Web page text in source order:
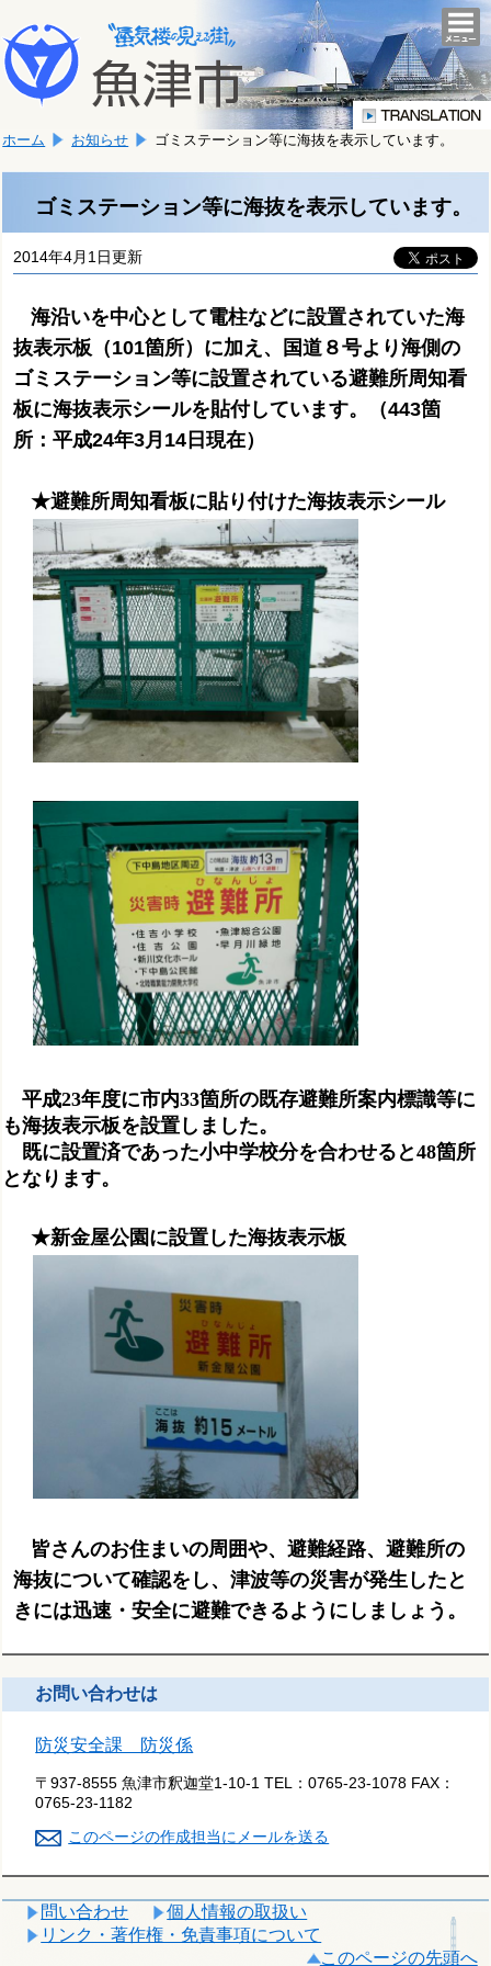
文
へ
移
ま
す。
こ
か
文
ホーム お知らせ ゴミステーション等に海抜を表示しています。
ゴミステーション等に海抜を表示しています。
2014年4月1日更新
海沿いを中心として電柱などに設置されていた海
抜表示板（101箇所）に加え、国道８号より海側の
ゴミステーション等に設置されている避難所周知看
板に海抜表示シールを貼付しています。（443箇
所：平成24年3月14日現在）
★避難所周知看板に貼り付けた海抜表示シール
平成23年度に市内33箇所の既存避難所案内標識等に
も海抜表示板を設置しました。
既に設置済であった小中学校分を合わせると48箇所
となります。
★新金屋公園に設置した海抜表示板
皆さんのお住まいの周囲や、避難経路、避難所の
海抜について確認をし、津波等の災害が発生したと
きには迅速・安全に避難できるようにしましょう。
お問い合わせは
防災安全課 防災係
〒937-8555 魚津市釈迦堂1-10-1 TEL：0765-23-1078 FAX：
0765-23-1182
このページの作成担当にメールを送る
問い合わせ
個人情報の取扱い
リンク・著作権・免責事項について
このページの先頭へ